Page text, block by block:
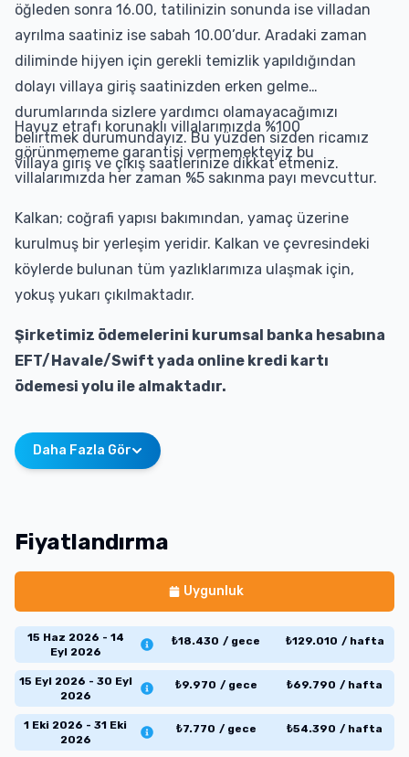
öğleden sonra 16.00, tatilinizin sonunda ise villadan
ayrılma saatiniz ise sabah 10.00’dur. Aradaki zaman
diliminde hijyen için gerekli temizlik yapıldığından
dolayı villaya giriş saatinizden erken gelme
durumlarında sizlere yardımcı olamayacağımızı
belirtmek durumundayız. Bu yüzden sizden ricamız
villaya giriş ve çıkış saatlerinize dikkat etmeniz.
Havuz etrafı korunaklı villalarımızda %100
görünmememe garantisi vermemekteyiz bu
villalarımızda her zaman %5 sakınma payı mevcuttur.
Kalkan; coğrafi yapısı bakımından, yamaç üzerine
kurulmuş bir yerleşim yeridir. Kalkan ve çevresindeki
köylerde bulunan tüm yazlıklarımıza ulaşmak için,
yokuş yukarı çıkılmaktadır.
Şirketimiz ödemelerini kurumsal banka hesabına
EFT/Havale/Swift yada online kredi kartı
ödemesi yolu ile almaktadır.
Daha Fazla Gör
Fiyatlandırma
Uygunluk
15 Haz 2026 - 14
Eyl 2026
₺18.430 / gece ₺129.010 / hafta
15 Eyl 2026 - 30 Eyl
2026
₺9.970 / gece ₺69.790 / hafta
1 Eki 2026 - 31 Eki
2026
₺7.770 / gece ₺54.390 / hafta